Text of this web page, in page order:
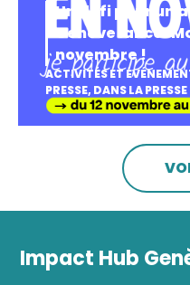
Un défi pour un
Genève lance
novembre !
ACTIVITÉS ET
PRESSE, DANS LA PRESSE
Impact Hub